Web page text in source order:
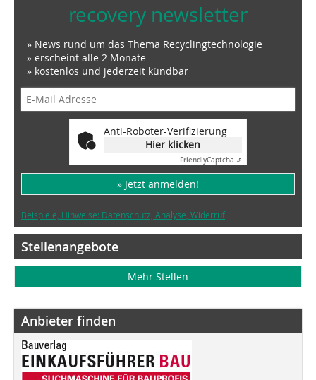
recovery newsletter
» News rund um das Thema Recyclingtechnologie
» erscheint alle 2 Monate
» kostenlos und jederzeit kündbar
Anti-Roboter-Verifizierung
Hier klicken
FriendlyCaptcha ⇗
» Jetzt anmelden!
Beispiele, Hinweise: Datenschutz, Analyse, Widerruf
Stellenangebote
Mehr Stellen
Anbieter finden